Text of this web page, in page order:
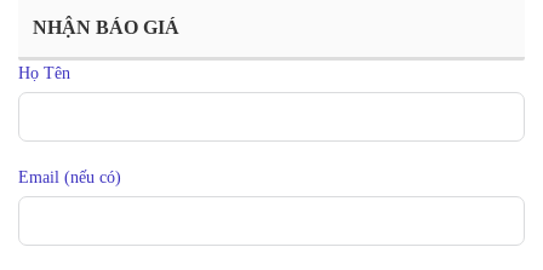
NHẬN BÁO GIÁ
Họ Tên
Email (nếu có)